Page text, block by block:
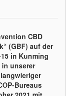
CBD
(GBF) auf der
in Kunming
unserer
Bureaus